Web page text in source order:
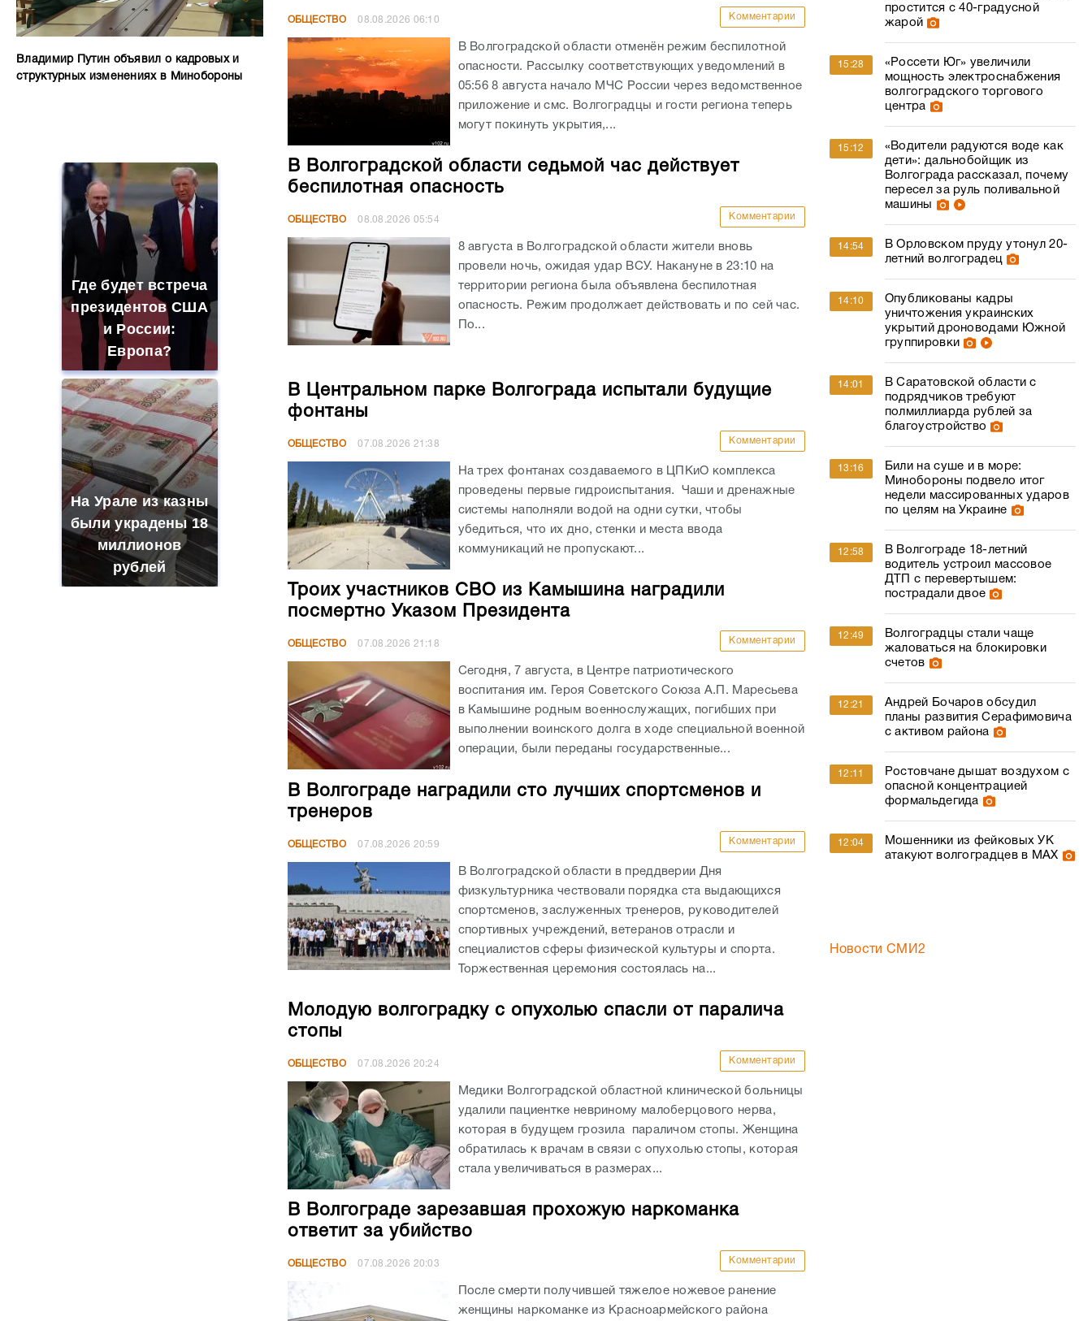
Владимир Путин объявил о кадровых и
структурных изменениях в Минобороны
Где будет встреча
президентов США
и России:
Европа?
На Урале из казны
были украдены 18
миллионов
рублей
ОБЩЕСТВО 08.08.2026 06:10 Комментарии
В Волгоградской области отменён режим беспилотной
опасности. Рассылку соответствующих уведомлений в
05:56 8 августа начало МЧС России через ведомственное
приложение и смс. Волгоградцы и гости региона теперь
могут покинуть укрытия,...
В Волгоградской области седьмой час действует
беспилотная опасность
ОБЩЕСТВО 08.08.2026 05:54 Комментарии
8 августа в Волгоградской области жители вновь
провели ночь, ожидая удар ВСУ. Накануне в 23:10 на
территории региона была объявлена беспилотная
опасность. Режим продолжает действовать и по сей час.
По...
В Центральном парке Волгограда испытали будущие
фонтаны
ОБЩЕСТВО 07.08.2026 21:38 Комментарии
На трех фонтанах создаваемого в ЦПКиО комплекса
проведены первые гидроиспытания. Чаши и дренажные
системы наполняли водой на одни сутки, чтобы
убедиться, что их дно, стенки и места ввода
коммуникаций не пропускают...
Троих участников СВО из Камышина наградили
посмертно Указом Президента
ОБЩЕСТВО 07.08.2026 21:18 Комментарии
Сегодня, 7 августа, в Центре патриотического
воспитания им. Героя Советского Союза А.П. Маресьева
в Камышине родным военнослужащих, погибших при
выполнении воинского долга в ходе специальной военной
операции, были переданы государственные...
В Волгограде наградили сто лучших спортсменов и
тренеров
ОБЩЕСТВО 07.08.2026 20:59 Комментарии
В Волгоградской области в преддверии Дня
физкультурника чествовали порядка ста выдающихся
спортсменов, заслуженных тренеров, руководителей
спортивных учреждений, ветеранов отрасли и
специалистов сферы физической культуры и спорта.
Торжественная церемония состоялась на...
Молодую волгоградку с опухолью спасли от паралича
стопы
ОБЩЕСТВО 07.08.2026 20:24 Комментарии
Медики Волгоградской областной клинической больницы
удалили пациентке невриному малоберцового нерва,
которая в будущем грозила параличом стопы. Женщина
обратилась к врачам в связи с опухолью стопы, которая
стала увеличиваться в размерах...
В Волгограде зарезавшая прохожую наркоманка
ответит за убийство
ОБЩЕСТВО 07.08.2026 20:03 Комментарии
После смерти получившей тяжелое ножевое ранение
женщины наркоманке из Красноармейского района
простится с 40-градусной
жарой
15:28
«Россети Юг» увеличили
мощность электроснабжения
волгоградского торгового
центра
15:12
«Водители радуются воде как
дети»: дальнобойщик из
Волгограда рассказал, почему
пересел за руль поливальной
машины
14:54
В Орловском пруду утонул 20-
летний волгоградец
14:10
Опубликованы кадры
уничтожения украинских
укрытий дроноводами Южной
группировки
14:01
В Саратовской области с
подрядчиков требуют
полмиллиарда рублей за
благоустройство
13:16
Били на суше и в море:
Минобороны подвело итог
недели массированных ударов
по целям на Украине
12:58
В Волгограде 18-летний
водитель устроил массовое
ДТП с перевертышем:
пострадали двое
12:49
Волгоградцы стали чаще
жаловаться на блокировки
счетов
12:21
Андрей Бочаров обсудил
планы развития Серафимовича
с активом района
12:11
Ростовчане дышат воздухом с
опасной концентрацией
формальдегида
12:04
Мошенники из фейковых УК
атакуют волгоградцев в МАХ
Новости СМИ2